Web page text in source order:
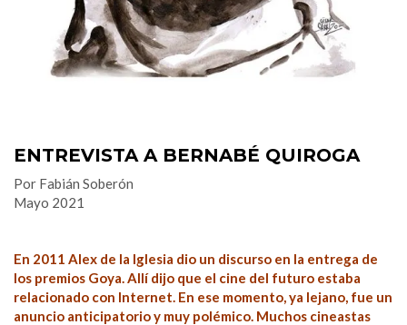
ENTREVISTA A BERNABÉ QUIROGA
Por Fabián Soberón
Mayo 2021
En 2011 Alex de la Iglesia dio un discurso en la entrega de
los premios Goya. Allí dijo que el cine del futuro estaba
relacionado con Internet. En ese momento, ya lejano, fue un
anuncio anticipatorio y muy polémico. Muchos cineastas